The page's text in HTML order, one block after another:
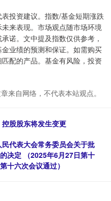
投资建议。指数/基金短期涨跌
来表现。市场观点随市场环境
诺。文中提及指数仅供参考，
业绩的预测和保证。如需购买
配的产品。基金有风险，投资
来自网络，不代表本站观点。
股股东将发生变更
代表大会常务委员会关于批
决定 （2025年6月27日第十
十六次会议通过）